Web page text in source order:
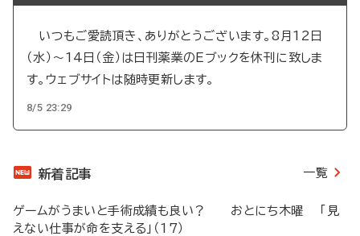
いつもご愛読頂き、ありがとうございます。8月12日
（水）～14日（金）は日刊薬業のEブックを休刊に致しま
す。ウェブサイトは随時更新します。
8/5 23:29
新着記事 一覧
ゲームがうまいと手術成績も良い？ おとにち木曜 「見
えない仕事が命を支える」（17）